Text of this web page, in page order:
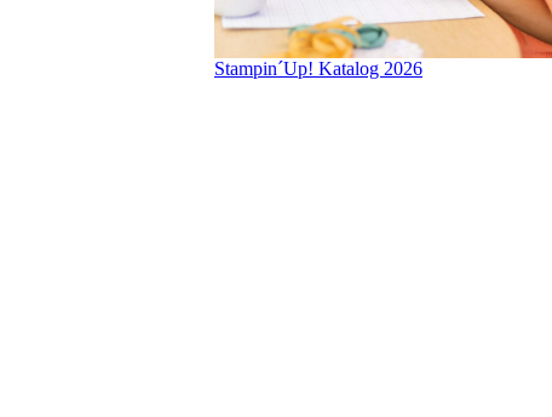
Stampin´Up! Katalog 2026